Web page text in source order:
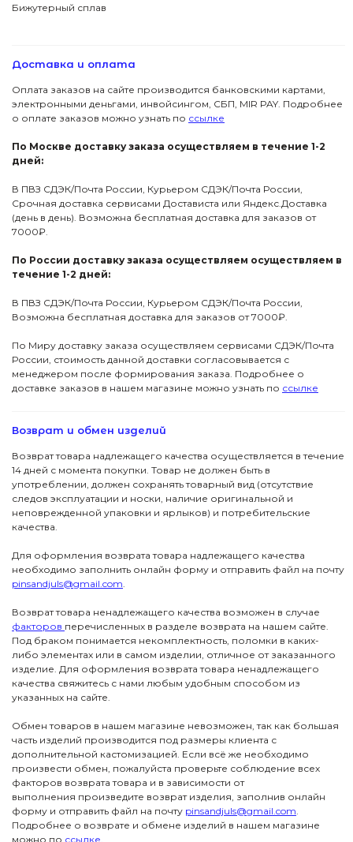
Бижутерный сплав
Доставка и оплата
Оплата заказов на сайте производится банковскими картами,
электронными деньгами, инвойсингом, СБП, МIR PAY. Подробнее
о оплате заказов можно узнать по ссылке
По Москве доставку заказа осуществляем в течение 1-2
дней:
В ПВЗ СДЭК/Почта России, Курьером СДЭК/Почта России,
Срочная доставка сервисами Достависта или Яндекс.Доставка
(день в день). Возможна бесплатная доставка для заказов от
7000₽.
По России доставку заказа осуществляем осуществляем в
течение 1-2 дней:
В ПВЗ СДЭК/Почта России, Курьером СДЭК/Почта России,
Возможна бесплатная доставка для заказов от 7000₽.
По Миру доставку заказа осуществляем сервисами СДЭК/Почта
России, стоимость данной доставки согласовывается с
менеджером после формирования заказа. Подробнее о
доставке заказов в нашем магазине можно узнать по ссылке
Возврат и обмен изделий
Возврат товара надлежащего качества осуществляется в течение
14 дней с момента покупки. Товар не должен быть в
употреблении, должен сохранять товарный вид (отсутствие
следов эксплуатации и носки, наличие оригинальной и
неповрежденной упаковки и ярлыков) и потребительские
качества.
Для оформления возврата товара надлежащего качества
необходимо заполнить онлайн форму и отправить файл на почту
pinsandjuls@gmail.com.
Возврат товара ненадлежащего качества возможен в случае
факторов перечисленных в разделе возврата на нашем сайте.
Под браком понимается некомплектность, поломки в каких-
либо элементах или в самом изделии, отличное от заказанного
изделие. Для оформления возврата товара ненадлежащего
качества свяжитесь с нами любым удобным способом из
указанных на сайте.
Обмен товаров в нашем магазине невозможен, так как большая
часть изделий производится под размеры клиента с
дополнительной кастомизацией. Если всё же необходимо
произвести обмен, пожалуйста проверьте соблюдение всех
факторов возврата товара и в зависимости от
выполнения произведите возврат изделия, заполнив онлайн
форму и отправить файл на почту pinsandjuls@gmail.com.
Подробнее о возврате и обмене изделий в нашем магазине
можно по ссылке.
ДЖУЛСЫ
Детям
ПОДПИСКА
Вас ждут специальные акции, ранний доступ к
новинкам и стильные подборки
→